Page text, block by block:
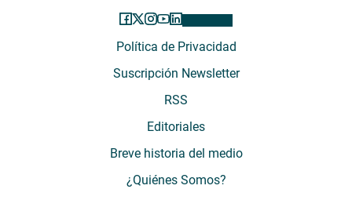
Política de Privacidad
Suscripción Newsletter
RSS
Editoriales
Breve historia del medio
¿Quiénes Somos?